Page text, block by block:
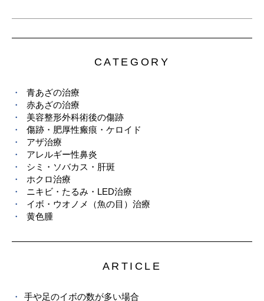
ARTICLE
手や足のイボの数が多い場合
CATEGORY
青あざの治療
赤あざの治療
美容整形外科術後の傷跡
傷跡・肥厚性瘢痕・ケロイド
アザ治療
アレルギー性鼻炎
シミ・ソバカス・肝斑
ホクロ治療
ニキビ・たるみ・LED治療
イボ・ウオノメ（魚の目）治療
黄色腫